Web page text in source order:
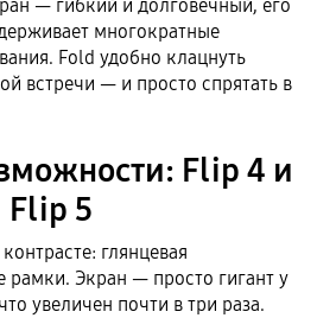
— гибкий и долговечный, его
многократные
Fold удобно клацнуть
встречи — и просто спрятать в
Flip 4 и
Flip 5
глянцевая
рамки. Экран — просто гигант у
увеличен почти в три раза.